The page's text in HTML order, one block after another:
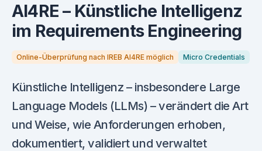
AI4RE – Künstliche Intelligenz
im Requirements Engineering
Online-Überprüfung nach IREB AI4RE möglich Micro Credentials
Künstliche Intelligenz – insbesondere Large
Language Models (LLMs) – verändert die Art
und Weise, wie Anforderungen erhoben,
dokumentiert, validiert und verwaltet